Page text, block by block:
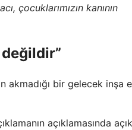
çocuklarımızın kanının
akmadığı bir gelecek inşa
açıklamasında